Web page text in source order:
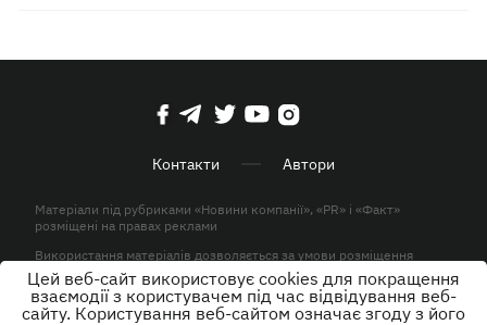
Контакти Автори
Матеріали під рубриками «Новини компанії», «PR» і «Факт»
розміщені на правах реклами
Використання матеріалів дозволяється за умови розміщення
активного гіперпосилання на KP.UA в першому абзаці.
© ТОВ «ЮЛАВ МЕДІА» 2026. Всі права захищені.
Цей веб-сайт використовує cookies для покращення
взаємодії з користувачем під час відвідування веб-
сайту. Користування веб-сайтом означає згоду з його